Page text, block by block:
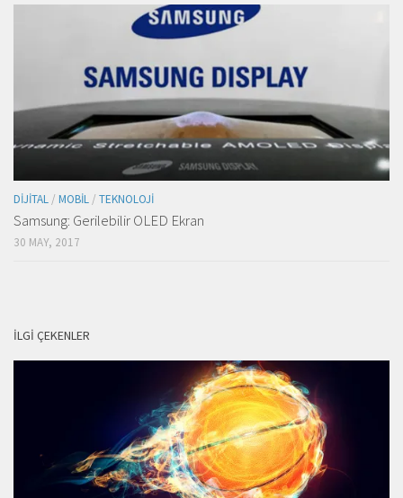
DIJITAL/ MOBIL/ TEKNOLOJI
Samsung: Gerilebilir OLED Ekran
30 MAY, 2017
İLGI ÇEKENLER